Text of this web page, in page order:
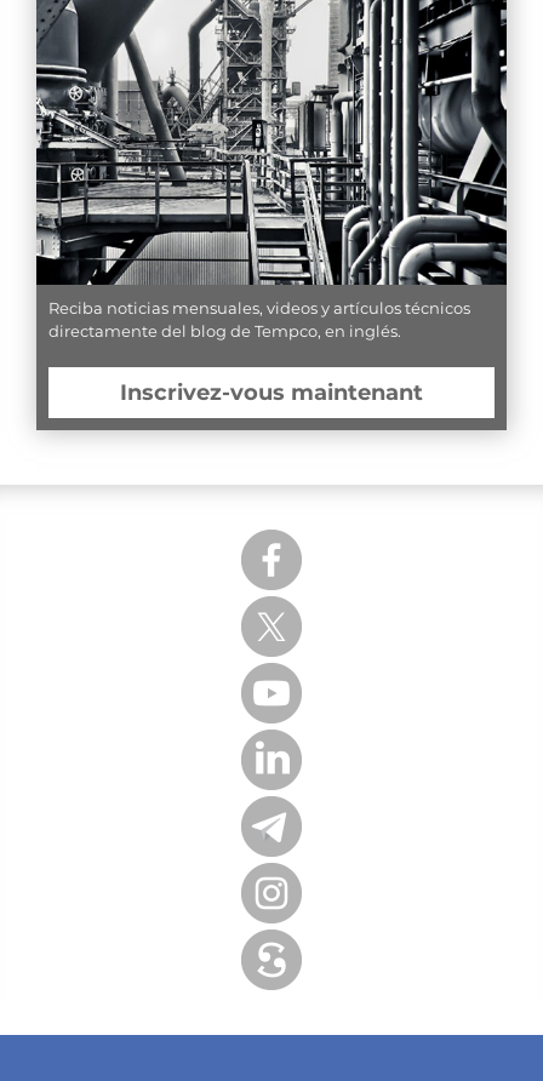
Reciba noticias mensuales, videos y artículos técnicos
directamente del blog de Tempco, en inglés.
Inscrivez-vous maintenant